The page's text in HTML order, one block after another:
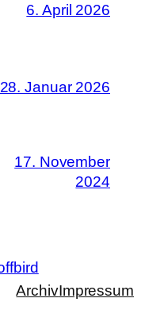
6. April 2026
28. Januar 2026
17. November
2024
ArchivImpressum